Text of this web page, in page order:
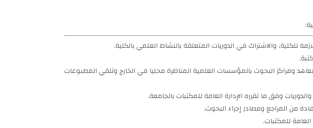
للكلية، والاشتراك في الدوريات المتعلقة بالنشاط العلمي بالكلية.
ومراكز البحوث بالمؤسسات العلمية المناظرة محليا في الخارج وتلقي المطبوعات
وفق ما تقرره الإدارة العامة للمكتبات بالجامعة.
من المراجع ومصادر إجراء البحوث.
للمكتبات.